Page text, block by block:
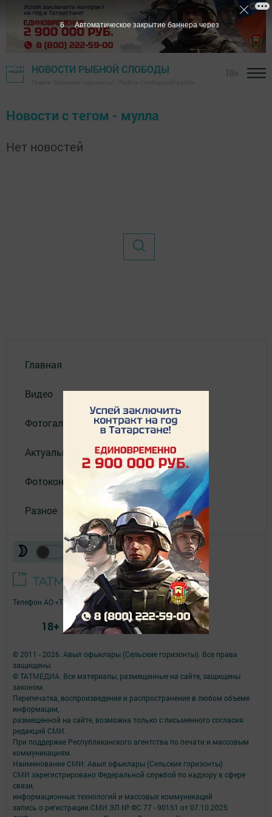
НОВОСТИ РЫБНОЙ СЛОБОДЫ
Новости с тегом - мулла
Нет новостей
Главная
Видео
Фотогалереи
Актуальное видео
Фотоконкурс
Разное
© 2011 - 2026. Авыл офыклары (Сельские горизонты). Все права
защищены.
© ТАТМЕДИА. Все материалы, размещенные на сайте, защищены
законом.
Перепечатка, воспроизведение и распространение в любом объеме
информации,
размещенной на сайте, возможна только с письменного согласия
редакций СМИ.
При поддержке Республиканского агентства по печати и массовым
коммуникациям.
Наименование СМИ: Авыл офыклары (Сельские горизонты)
СМИ зарегистрировано Федеральной службой по надзору в сфере
связи,
информационных технологий и массовых коммуникаций
запись о регистрации СМИ ЭЛ № ФС 77 - 90151 от 07.10.2025
Телефон АО «ТАТМЕДИА»: (843) 222 09 84
18+
6 Автоматическое закрытие баннера через